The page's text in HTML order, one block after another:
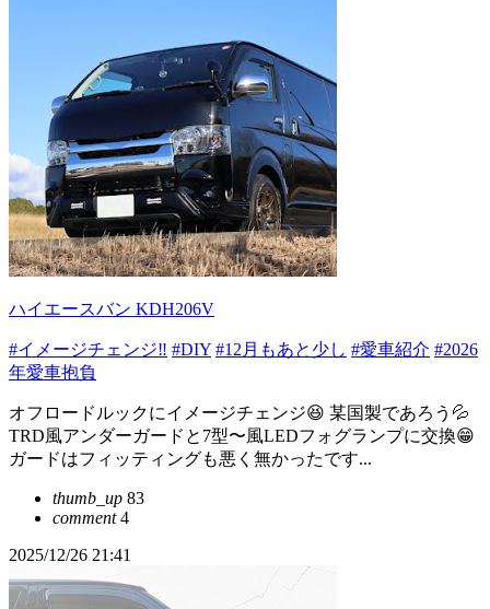
ハイエースバン KDH206V
#イメージチェンジ‼️ #DIY #12月もあと少し #愛車紹介 #2026
年愛車抱負
オフロードルックにイメージチェンジ😆 某国製であろう💦
TRD風アンダーガードと7型〜風LEDフォグランプに交換😁
ガードはフィッティングも悪く無かったです...
thumb_up 83
comment4
2025/12/26 21:41